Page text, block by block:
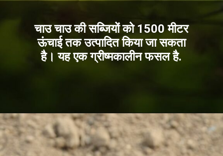
चाउ चाउ की सब्जियों को 1500 मीटर
ऊंचाई तक उत्पादित किया जा सकता
है। यह एक ग्रीष्मकालीन फसल है.